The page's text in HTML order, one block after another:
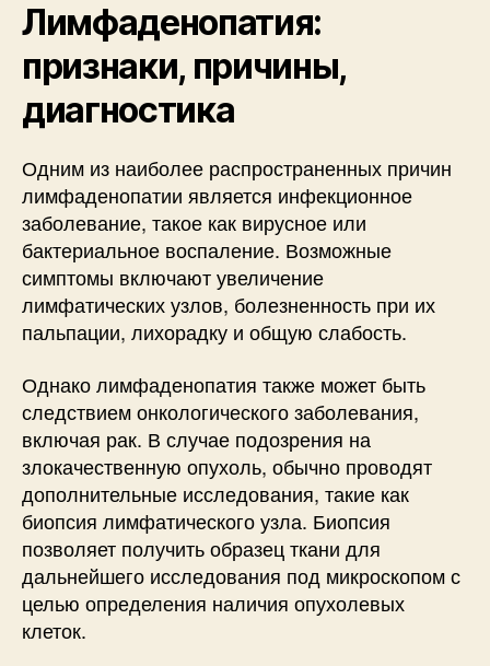
Лимфаденопатия:
признаки, причины,
диагностика
Одним из наиболее распространенных причин
лимфаденопатии является инфекционное
заболевание, такое как вирусное или
бактериальное воспаление. Возможные
симптомы включают увеличение
лимфатических узлов, болезненность при их
пальпации, лихорадку и общую слабость.
Однако лимфаденопатия также может быть
следствием онкологического заболевания,
включая рак. В случае подозрения на
злокачественную опухоль, обычно проводят
дополнительные исследования, такие как
биопсия лимфатического узла. Биопсия
позволяет получить образец ткани для
дальнейшего исследования под микроскопом с
целью определения наличия опухолевых
клеток.